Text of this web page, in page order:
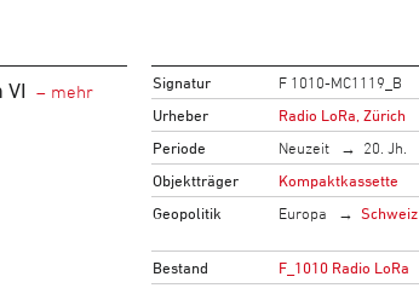
VI Signatur
F 1010-MC1119_B
Urheber
Radio LoRa, Zürich
Periode
Neuzeit 20. Jh.
Objektträger
Kompaktkassette
Geopolitik
Europa Schweiz
Bestand
F_1010 Radio LoRa